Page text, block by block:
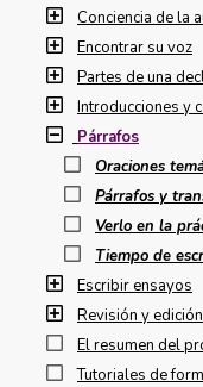
Conciencia de la
Encontrar su voz
Partes de una
Introducciones y
Párrafos
Oraciones
Párrafos y
Verlo en la
Tiempo de
Escribir ensayos
Revisión y edición
El resumen del
Tutoriales de